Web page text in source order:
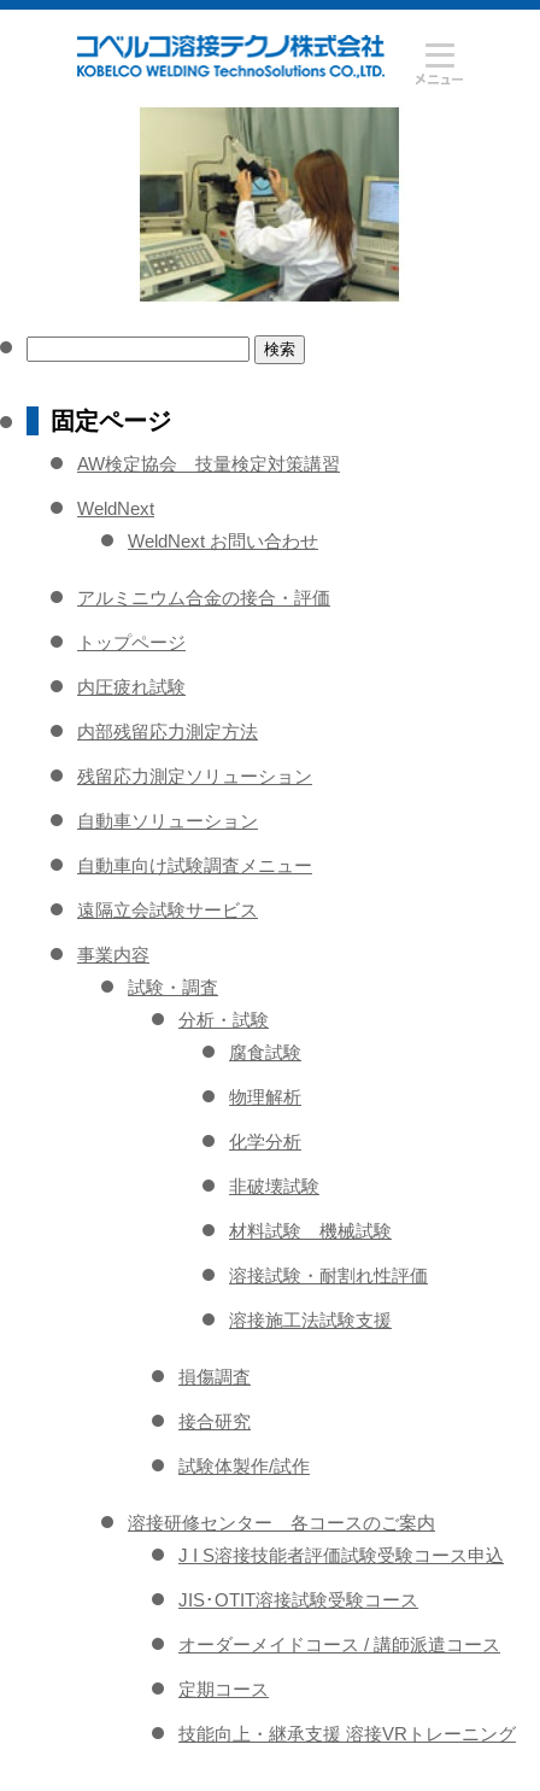
固定ページ
AW検定協会 技量検定対策講習
WeldNext
WeldNext お問い合わせ
アルミニウム合金の接合・評価
トップページ
内圧疲れ試験
内部残留応力測定方法
残留応力測定ソリューション
自動車ソリューション
自動車向け試験調査メニュー
遠隔立会試験サービス
事業内容
試験・調査
分析・試験
腐食試験
物理解析
化学分析
非破壊試験
材料試験 機械試験
溶接試験・耐割れ性評価
溶接施工法試験支援
損傷調査
接合研究
試験体製作/試作
溶接研修センター 各コースのご案内
J I S溶接技能者評価試験受験コース申込
JIS･OTIT溶接試験受験コース
オーダーメイドコース / 講師派遣コース
定期コース
技能向上・継承支援 溶接VRトレーニング